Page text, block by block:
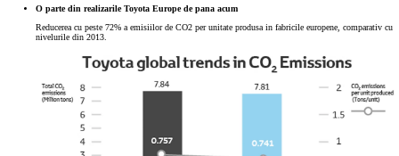
O parte din realizarile Toyota Europe de pana acum
Reducerea cu peste 72% a emisiilor de CO2 per unitate produsa in fabricile europene, comparativ cu
nivelurile din 2013.